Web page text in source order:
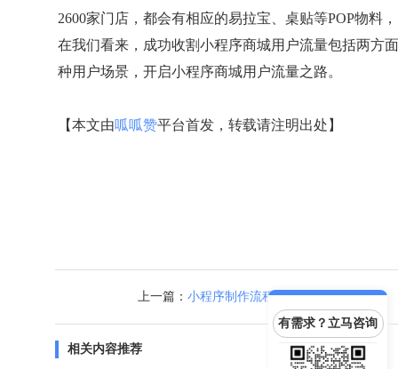
2600家门店，都会有相应的易拉宝、桌贴等POP物料
在我们看来，成功收割小程序商城用户流量包括两方
种用户场景，开启小程序商城用户流量之路。
【本文由呱呱赞平台首发，转载请注明出处】
上一篇： 小程序制作流程和价格科普
相关内容推荐
有需求？立马咨询